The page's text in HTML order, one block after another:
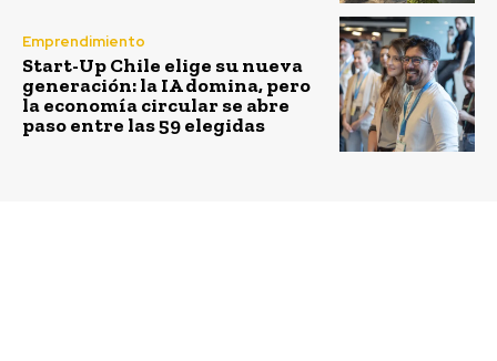
Emprendimiento
Start-Up Chile elige su nueva
generación: la IA domina, pero
la economía circular se abre
paso entre las 59 elegidas